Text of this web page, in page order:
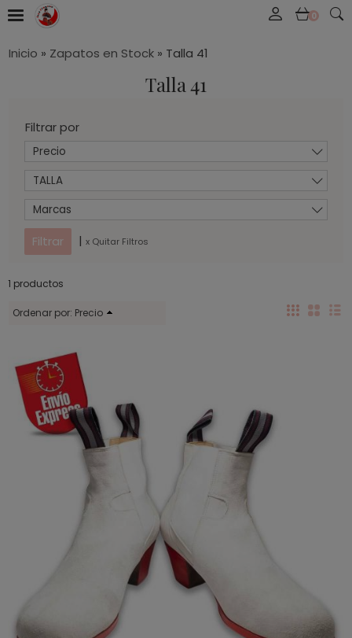
0
Inicio » Zapatos en Stock » Talla 41
Talla 41
Filtrar por
Precio
TALLA
Marcas
| x Quitar Filtros
1 productos
Ordenar por: Precio